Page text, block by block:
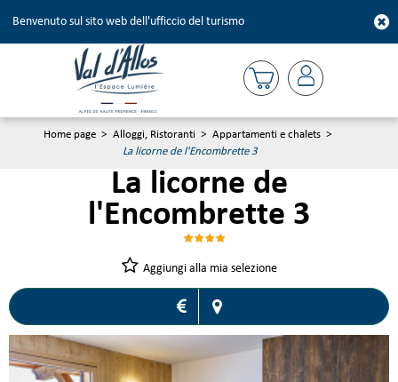
Benvenuto sul sito web dell'ufficcio del turismo
Home page > Alloggi, Ristoranti > Appartamenti e chalets >
La licorne de l'Encombrette 3
La licorne de
l'Encombrette 3
Aggiungi alla mia selezione